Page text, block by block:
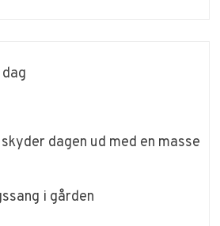
skyder dagen ud med en masse
i gården